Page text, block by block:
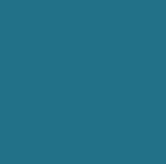
do
para receber os principais
site.